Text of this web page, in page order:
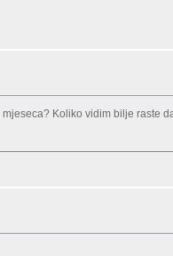
Koliko vidim bilje raste